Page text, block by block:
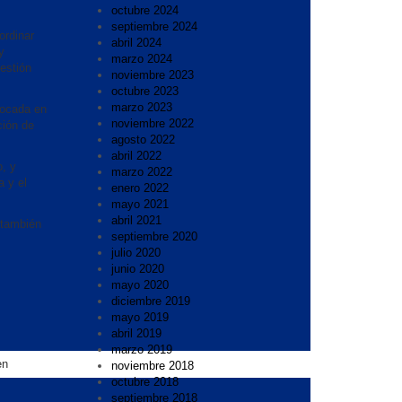
en
de
y
y el
octubre 2024
septiembre 2024
abril 2024
marzo 2024
noviembre 2023
octubre 2023
marzo 2023
noviembre 2022
agosto 2022
abril 2022
marzo 2022
enero 2022
mayo 2021
abril 2021
septiembre 2020
julio 2020
junio 2020
mayo 2020
diciembre 2019
mayo 2019
abril 2019
marzo 2019
noviembre 2018
octubre 2018
septiembre 2018